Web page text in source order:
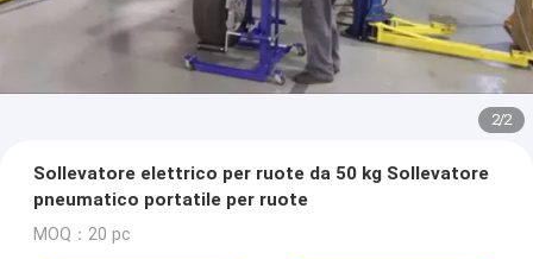
2/2
Sollevatore elettrico per ruote da 50 kg Sollevatore
pneumatico portatile per ruote
MOQ：20 pc